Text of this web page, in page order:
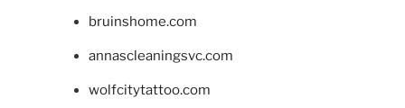
bruinshome.com
annascleaningsvc.com
wolfcitytattoo.com